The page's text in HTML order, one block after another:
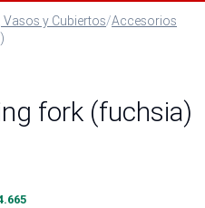
Vasos y Cubiertos/Accesorios
fork (fuchsia)